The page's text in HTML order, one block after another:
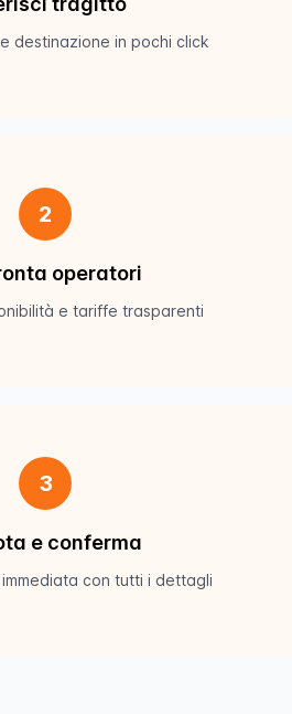
destinazione in pochi click
2
operatori
e tariffe trasparenti
3
e conferma
con tutti i dettagli